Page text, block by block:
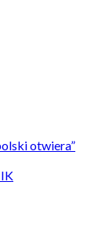
otwiera”